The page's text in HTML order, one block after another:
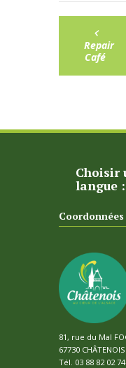
Repair
Café
Choisir
langue :
81, rue du Mal
67730 CHÂTENOIS
Tél. 03 88 82 02 74